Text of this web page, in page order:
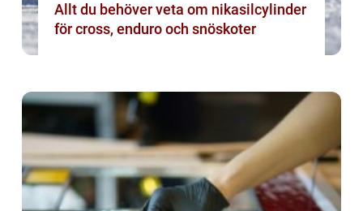
Allt du behöver veta om nikasilcylinder
för cross, enduro och snöskoter